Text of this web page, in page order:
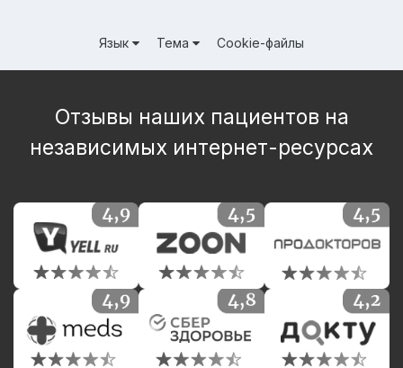
Язык Тема Cookie-файлы
Отзывы наших пациентов на
независимых интернет-ресурсах